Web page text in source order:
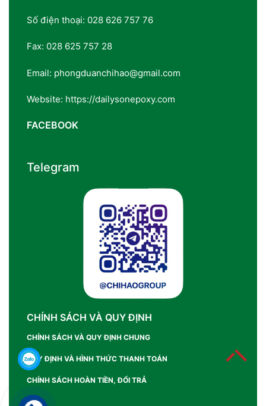
Số điện thoại: 028 626 757 76
Fax: 028 625 757 28
Email: phongduanchihao@gmail.com
Website: https://dailysonepoxy.com
FACEBOOK
Telegram
CHÍNH SÁCH VÀ QUY ĐỊNH
CHÍNH SÁCH VÀ QUY ĐỊNH CHUNG
QUY ĐỊNH VÀ HÌNH THỨC THANH TOÁN
CHÍNH SÁCH HOÀN TIỀN, ĐỔI TRẢ